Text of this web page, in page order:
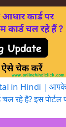
in Hindi | आपके
चल रहे है? इस